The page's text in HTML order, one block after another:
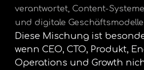
verantwortet, Content-
und digitale
Diese Mischung ist
wenn CEO, CTO, Produkt,
Operations und Growth